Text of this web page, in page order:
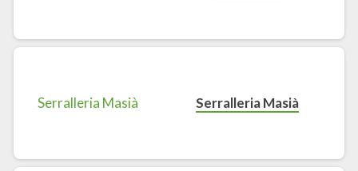
Serralleria Masià